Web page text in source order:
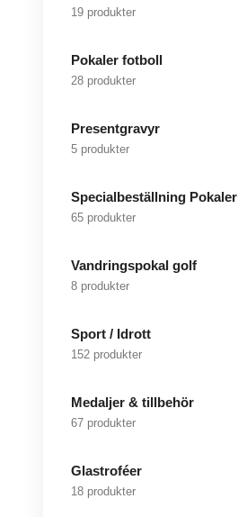
19 produkter
Pokaler fotboll
28 produkter
Presentgravyr
5 produkter
Specialbeställning Pokaler
65 produkter
Vandringspokal golf
8 produkter
Sport / Idrott
152 produkter
Medaljer & tillbehör
67 produkter
Glastroféer
18 produkter